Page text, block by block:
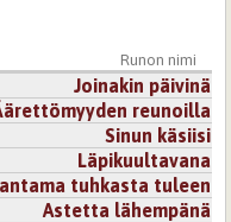
Runon nimi
Joinakin päivinä
reunoilla
Sinun käsiisi
Läpikuultavana
tuhkasta tuleen
Astetta lähempänä